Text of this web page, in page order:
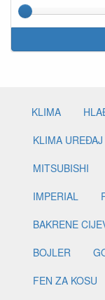
KLIMA
KLIMA UREĐAJ
MITSUBISHI
IMPERIAL
BAKRENE
BOJLER
FEN ZA KOSU